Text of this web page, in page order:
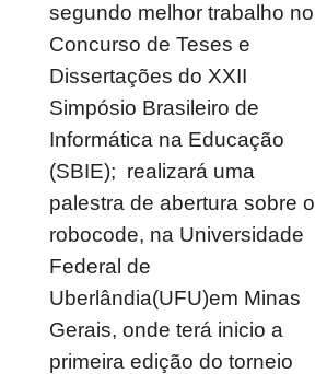
segundo melhor trabalho no
Concurso de Teses e
Dissertações do XXII
Simpósio Brasileiro de
Informática na Educação
(SBIE); realizará uma
palestra de abertura sobre o
robocode, na Universidade
Federal de
Uberlândia(UFU)em Minas
Gerais, onde terá inicio a
primeira edição do torneio